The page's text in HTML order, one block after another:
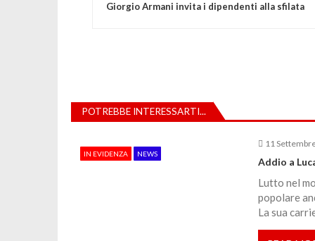
i
a
Giorgio Armani invita i dipendenti alla sfilata
POTREBBE INTERESSARTI...
IN EVIDENZA NEWS
11
Addio a
Lutto nel
popolare
La sua